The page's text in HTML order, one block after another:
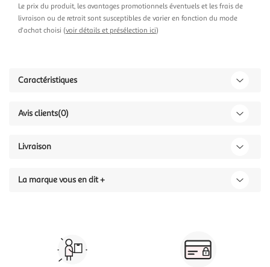
Le prix du produit, les avantages promotionnels éventuels et les frais de
livraison ou de retrait sont susceptibles de varier en fonction du mode
d'achat choisi (voir détails et présélection ici)
Caractéristiques
Avis clients(0)
Livraison
La marque vous en dit +